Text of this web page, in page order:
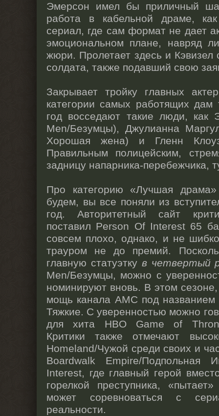
Эмерсон имел бы приличный
работа в кабельной драме,
сериал, где сам формат не дает
эмоциональном плане, навряд
жюри. Пролетает здесь и Кэвизел
солдата, также подавший свою
Закрывает тройку главных
категории самых работящих дам
год восседают такие люди, как
Men/Безумцы), Джулианна
Хорошая жена) и Гленн
Правильным полицейским,
задницу напарника-перебежчика,
Про категорию «Лучшая
будем, вы все поняли из
год. Авторитетный сайт
поставил Person Of Interest 65
совсем плохо, однако, и не
трауром не до премий.
главную статуэтку в четвертый
Men/Безумцы, можно с
номинируют вновь. В этом
мощь канала AMC под
Тяжкие. С уверенностью можно
для хита HBO Game of
Критики также отмечают
Homeland/Чужой среди своих и
Boardwalk Empire/Подпольная
Interest, где главный герой
горелкой преступника,
может соревноваться с
реальности.